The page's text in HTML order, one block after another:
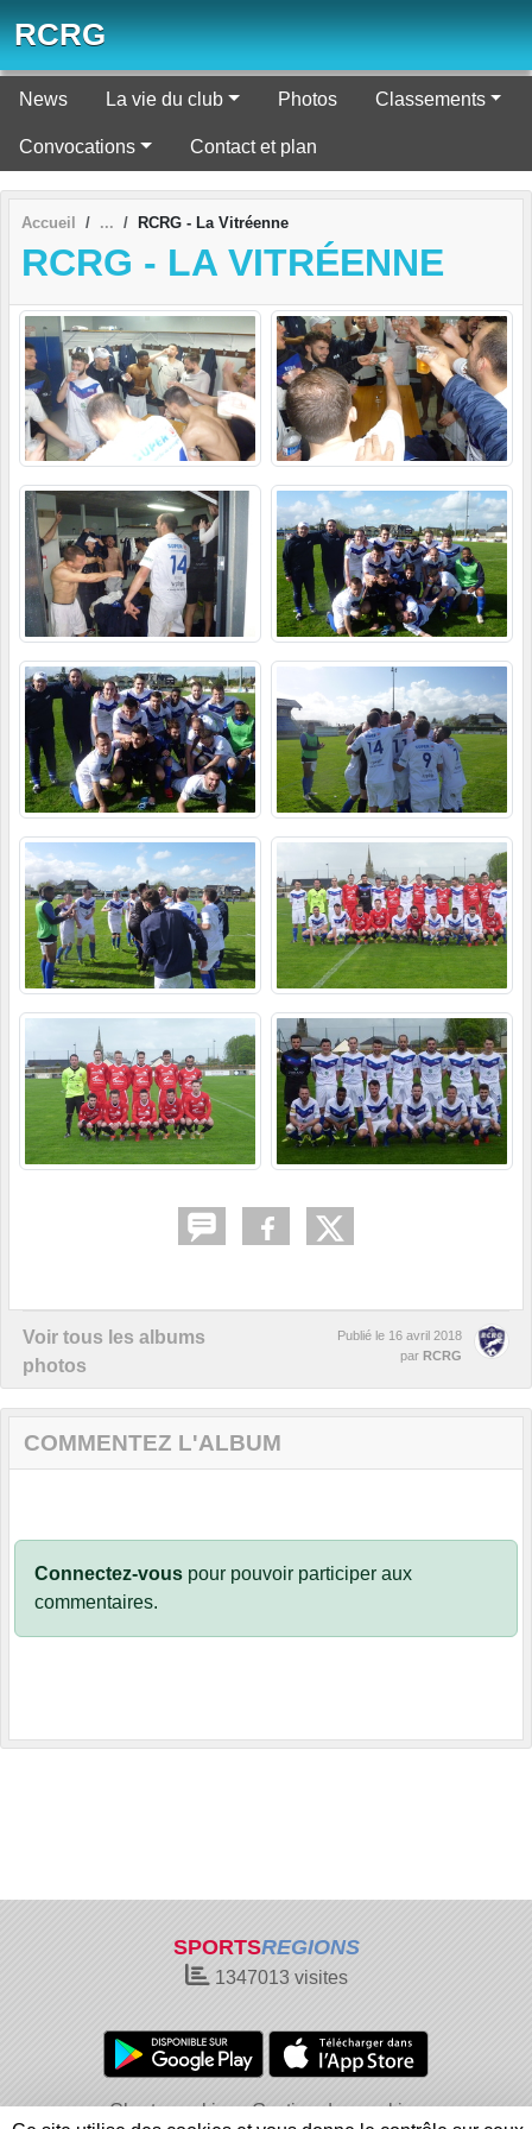
RCRG
News La vie du club Photos Classements
Convocations Contact et plan
Accueil RCRG - La Vitréenne
RCRG - LA VITRÉENNE
Voir tous les albums
photos
Publié le 16 avril 2018
par RCRG
COMMENTEZ L'ALBUM
Connectez-vous pour pouvoir participer aux
commentaires.
SPORTSREGIONS
1347013 visites
Charte cookies
Gestion des cookies